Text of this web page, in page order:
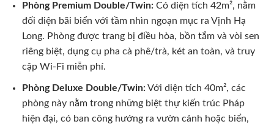
Phòng Premium Double/Twin:Có diện tích 42m², nằm
đối diện bãi biển với tầm nhìn ngoạn mục ra Vịnh Hạ
Long. Phòng được trang bị điều hòa, bồn tắm và vòi sen
riêng biệt, dụng cụ pha cà phê/trà, két an toàn, và truy
cập Wi-Fi miễn phí.
Phòng Deluxe Double/Twin:Với diện tích 40m², các
phòng này nằm trong những biệt thự kiến trúc Pháp
hiện đại, có ban công hướng ra vườn cảnh hoặc biển,